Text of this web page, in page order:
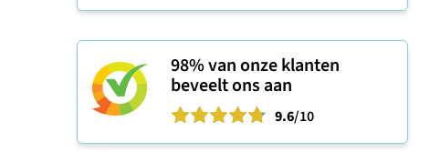
98%van onze klanten
beveelt ons aan
9.6/10